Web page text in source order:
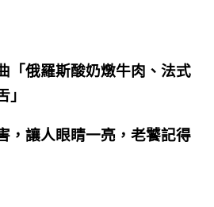
「俄羅斯酸奶燉牛肉、法式
，讓人眼睛一亮，老饕記得